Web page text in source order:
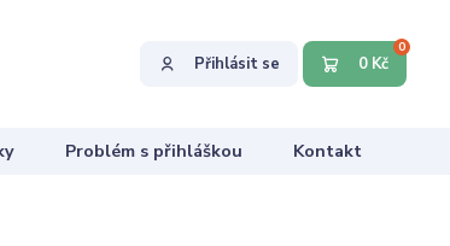
Přihlásit se 0 Kč
0
Problém s přihláškou Kontakt